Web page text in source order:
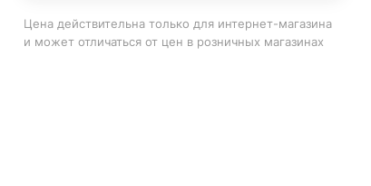
Цена действительна только для интернет-магазина
и может отличаться от цен в розничных магазинах